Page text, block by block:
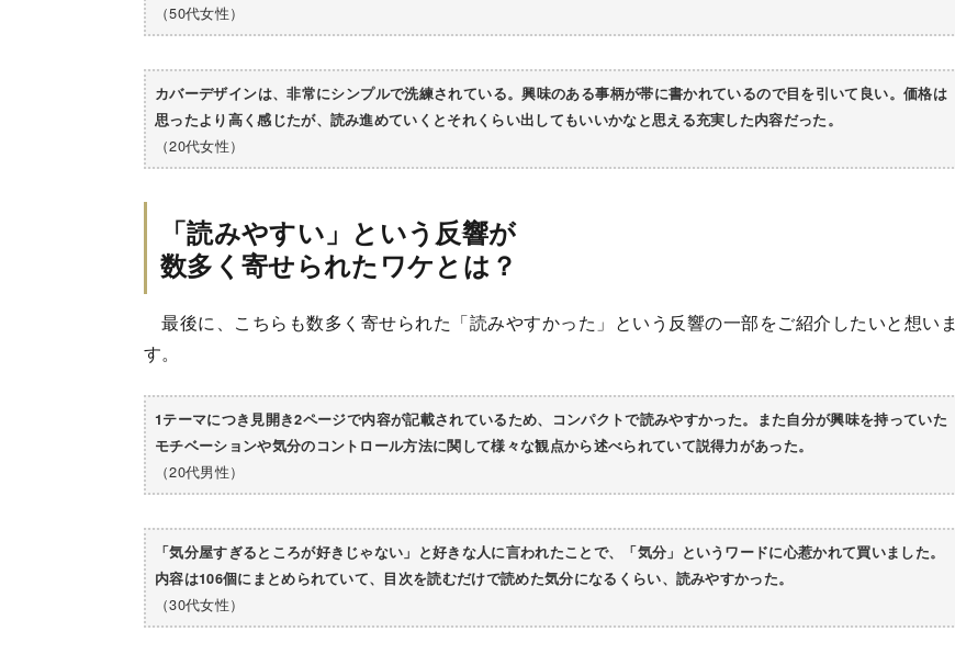
（50代女性）
カバーデザインは、非常にシンプルで洗練されている。興味のある事柄が帯に書かれているので目を引いて良い。価格は
思ったより高く感じたが、読み進めていくとそれくらい出してもいいかなと思える充実した内容だった。
（20代女性）
「読みやすい」という反響が
数多く寄せられたワケとは？
最後に、こちらも数多く寄せられた「読みやすかった」という反響の一部をご紹介したいと想いま
す。
1テーマにつき見開き2ページで内容が記載されているため、コンパクトで読みやすかった。また自分が興味を持っていた
モチベーションや気分のコントロール方法に関して様々な観点から述べられていて説得力があった。
（20代男性）
「気分屋すぎるところが好きじゃない」と好きな人に言われたことで、「気分」というワードに心惹かれて買いました。
内容は106個にまとめられていて、目次を読むだけで読めた気分になるくらい、読みやすかった。
（30代女性）